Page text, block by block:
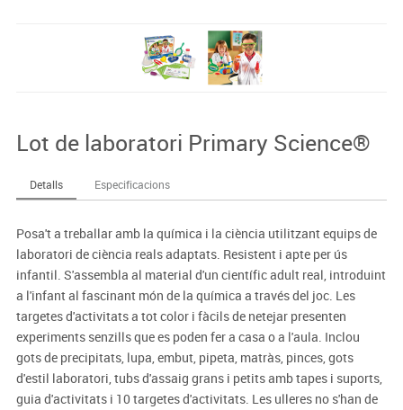
Lot de laboratori Primary Science®
Detalls Especificacions
Posa't a treballar amb la química i la ciència utilitzant equips de
laboratori de ciència reals adaptats. Resistent i apte per ús
infantil. S'assembla al material d'un científic adult real, introduint
a l'infant al fascinant món de la química a través del joc. Les
targetes d'activitats a tot color i fàcils de netejar presenten
experiments senzills que es poden fer a casa o a l'aula. Inclou
gots de precipitats, lupa, embut, pipeta, matràs, pinces, gots
d'estil laboratori, tubs d'assaig grans i petits amb tapes i suports,
guia d'activitats i 10 targetes d'activitats. Les ulleres no s'han de